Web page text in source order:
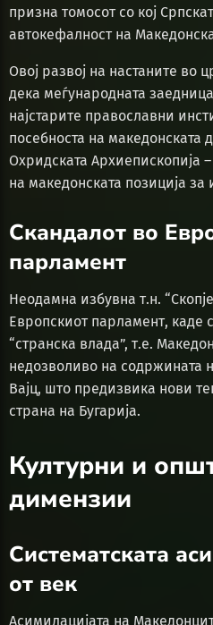
призна томосот со кој
автокефалност на
Овој развој на настаните во
дека меѓународната
најстарите православни
посебноста на македонската
Охридската Архиепископија
на македонската позиција за
Скандалот во
парламент
Неодамна избувна т.н.
Европскиот парламент, каде
“странска влада”, т.е.
недозволиво на содржината
Вајц, што предизвика нови
страна на Бугарија.
Културни и
димензии
Систематската
от век
Асимилацијата на